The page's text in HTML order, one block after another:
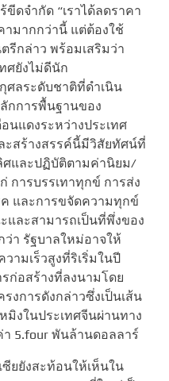
ดจำกัด “เราได้ลดราคา
ามากกว่านี้ แต่ต้องใช้
รีกล่าว พร้อมเสริมว่า
ศยังไม่ดีนัก
ศลระดับชาติที่ดำเนิน
กการพื้นฐานของ
นแดงระหว่างประเทศ
สร้างสรรค์นี้มีวิสัยทัศน์ที่
ศและปฏิบัติตามค่านิยม/
การบรรเทาทุกข์ การส่ง
และการขจัดความทุกข์
และสามารถเป็นที่พึ่งของ
า รัฐบาลใหม่อาจให้
ามเร็วสูงที่ริเริ่มในปี
ก่อสร้างที่ลงนามโดย
งการดังกล่าวซึ่งเป็นเส้น
มิงในประเทศจีนผ่านทาง
5.four พันล้านดอลลาร์
ยยังสะท้อนให้เห็นใน